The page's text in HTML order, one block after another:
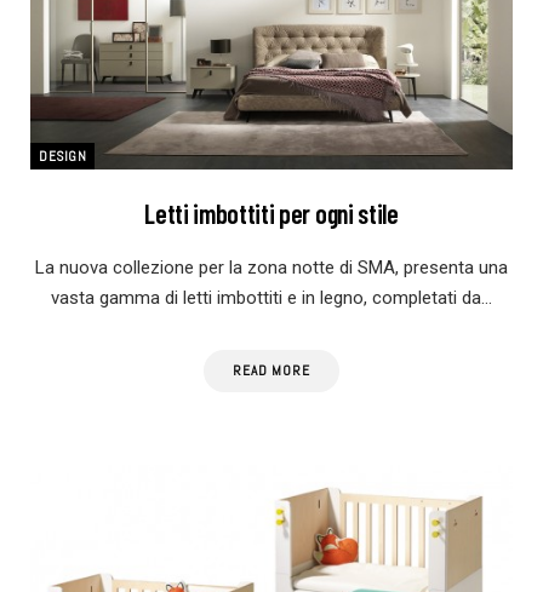
DESIGN
Letti imbottiti per ogni stile
La nuova collezione per la zona notte di SMA, presenta una
vasta gamma di letti imbottiti e in legno, completati da…
READ MORE